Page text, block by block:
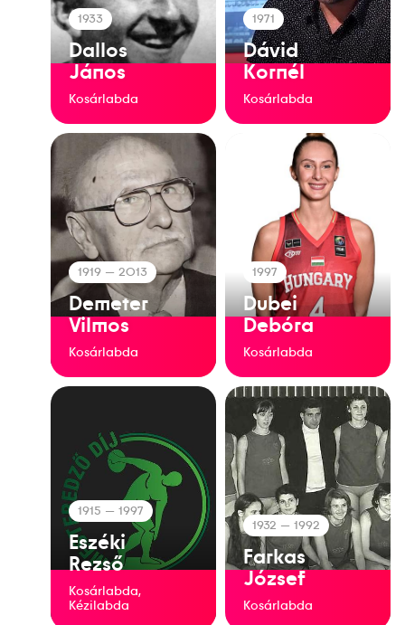
1933
Dallos
János
Kosárlabda
1971
Dávid
Kornél
Kosárlabda
1919 — 2013
Demeter
Vilmos
Kosárlabda
1997
Dubei
Debóra
Kosárlabda
1915 — 1997
Eszéki
Rezső
Kosárlabda,
Kézilabda
1932 — 1992
Farkas
József
Kosárlabda